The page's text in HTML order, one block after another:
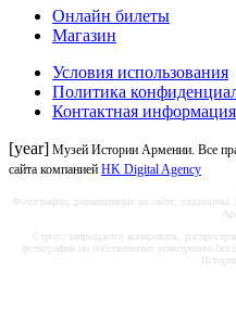
Онлайн билеты
Магазин
Условия использования
Политика
Контактная информация
[year] Музей Истории Армении. Все
сайта компанией HK Digital Agency
Фотографии, размещенные на сайте, защищены
Строго запрещается копировать,
фотографии по собственному усмотрению